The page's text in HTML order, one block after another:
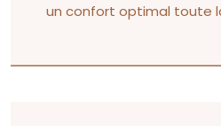
un confort optimal toute